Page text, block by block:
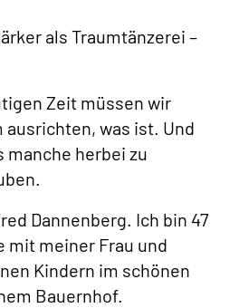
als Traumtänzerei –
Zeit müssen wir
ausrichten, was ist. Und
manche herbei zu
Dannenberg. Ich bin 47
mit meiner Frau und
Kindern im schönen
Bauernhof.